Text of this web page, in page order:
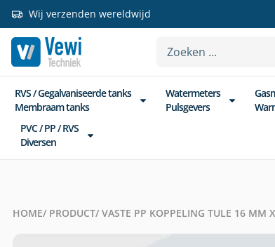
Wij verzenden wereldwijd
RVS / Gegalvaniseerde tanks
Membraam tanks
Watermeters
Pulsgevers
PVC / PP / RVS
Diversen
HOME/ PRODUCT/ VASTE PP KOPPELING TULE 16 MM